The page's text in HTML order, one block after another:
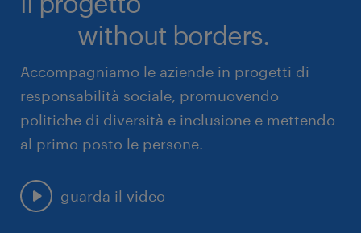
without borders.
Accompagniamo le aziende in progetti di
responsabilità sociale, promuovendo
politiche di diversità e inclusione e mettendo
al primo posto le persone.
guarda il video